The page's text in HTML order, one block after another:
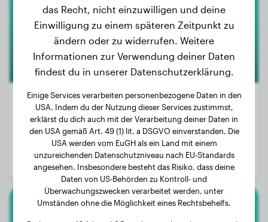
2
Gewicht:
35 kg
2 Jahre, 8 Monate
Geschlecht:
Rüde
das Recht, nicht einzuwilligen und deine
Einwilligung zu einem späteren Zeitpunkt zu
ändern oder zu widerrufen. Weitere
Informationen zur Verwendung deiner Daten
findest du in unserer Datenschutzerklärung.
Einige Services verarbeiten personenbezogene Daten in den
USA. Indem du der Nutzung dieser Services zustimmst,
erklärst du dich auch mit der Verarbeitung deiner Daten in
den USA gemäß Art. 49 (1) lit. a DSGVO einverstanden. Die
USA werden vom EuGH als ein Land mit einem
unzureichenden Datenschutzniveau nach EU-Standards
angesehen. Insbesondere besteht das Risiko, dass deine
Daten von US-Behörden zu Kontroll- und
Überwachungszwecken verarbeitet werden, unter
Umständen ohne die Möglichkeit eines Rechtsbehelfs.